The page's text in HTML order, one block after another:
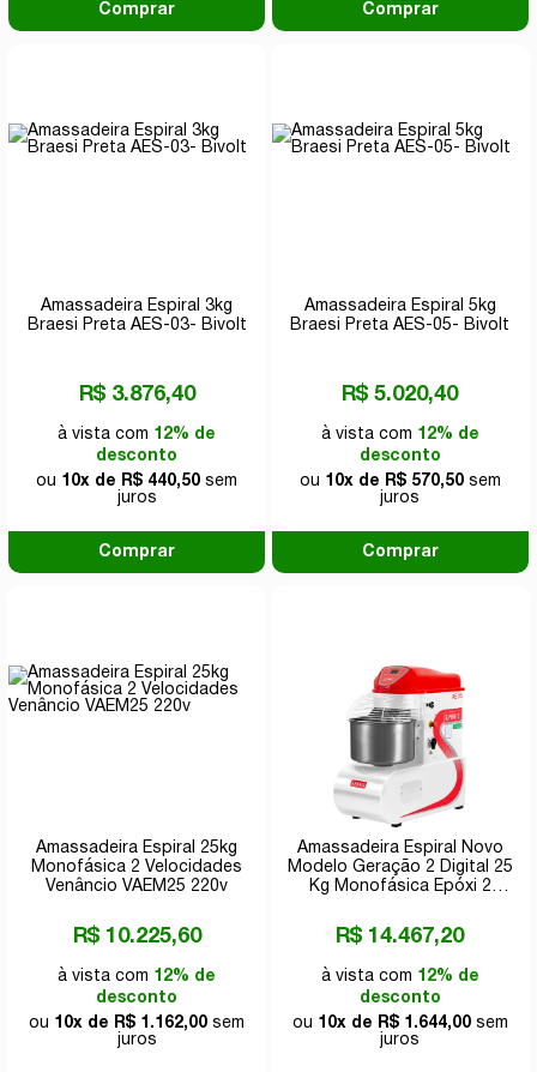
Comprar Comprar
Amassadeira Espiral 3kg
Braesi Preta AES-03- Bivolt
R$ 3.876,40
à vista com 12% de
desconto
ou 10x de R$ 440,50 sem
juros
Comprar
Amassadeira Espiral 5kg
Braesi Preta AES-05- Bivolt
R$ 5.020,40
à vista com 12% de
desconto
ou 10x de R$ 570,50sem
juros
Comprar
Amassadeira Espiral 25kg
Monofásica 2 Velocidades
Venâncio VAEM25 220v
R$ 10.225,60
à vista com 12% de
desconto
ou 10x de R$ 1.162,00 sem
juros
Amassadeira Espiral Novo
Modelo Geração 2 Digital 25
Kg Monofásica Epóxi 2
220v
R$ 14.467,20
à vista com 12% de
desconto
ou 10x de R$ 1.644,00sem
juros